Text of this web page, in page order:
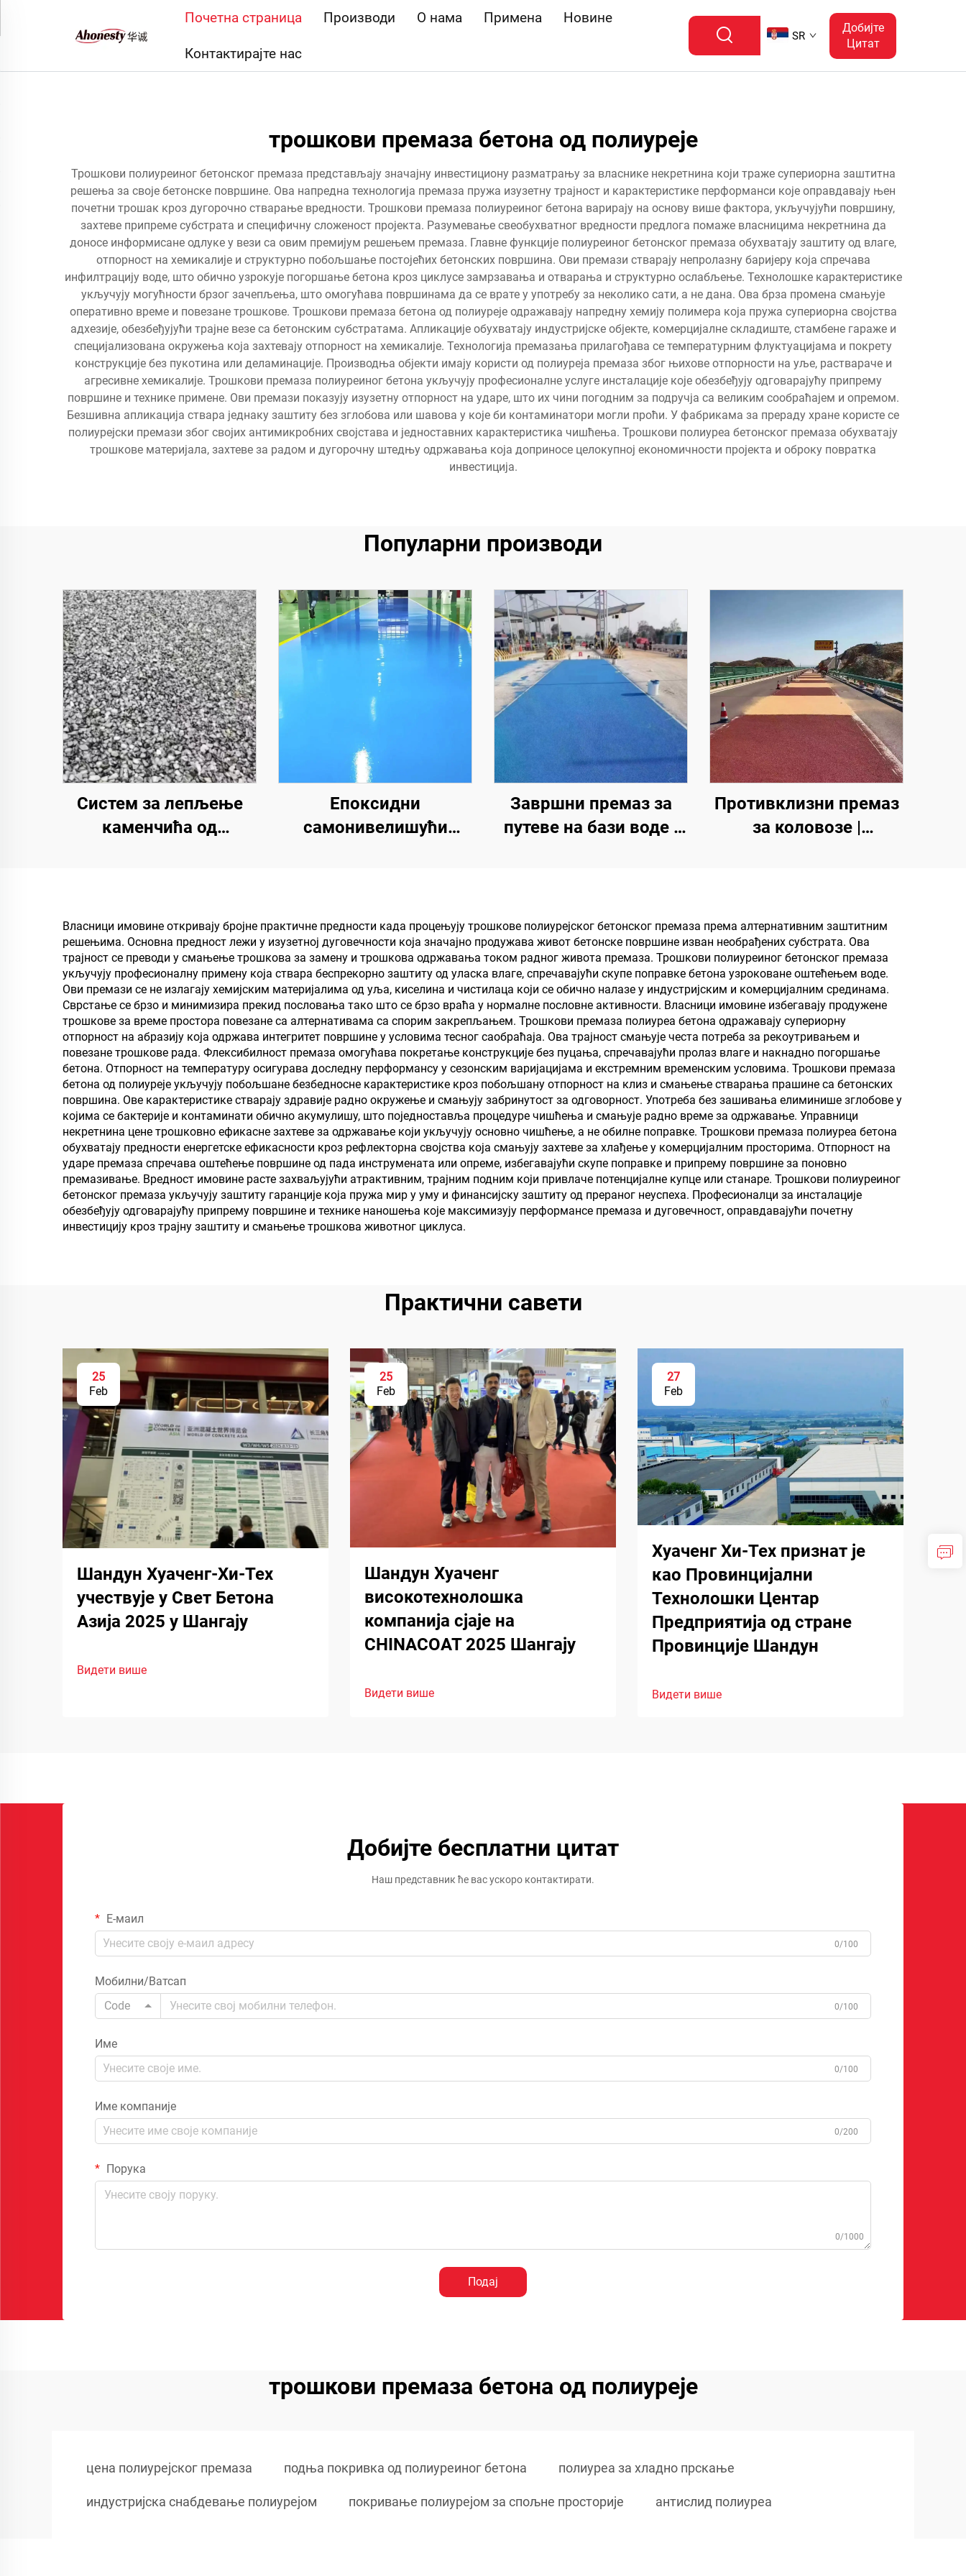
Почетна страница Производи О нама Примена Новине
Контактирајте нас
SR
Добијте
Цитат
трошкови премаза бетона од полиуреје
Трошкови полиуреиног бетонског премаза представљају значајну инвестициону разматрању за власнике некретнина који траже супериорна заштитна
решења за своје бетонске површине. Ова напредна технологија премаза пружа изузетну трајност и карактеристике перформанси које оправдавају њен
почетни трошак кроз дугорочно стварање вредности. Трошкови премаза полиуреиног бетона варирају на основу више фактора, укључујући површину,
захтеве припреме субстрата и специфичну сложеност пројекта. Разумевање свеобухватног вредности предлога помаже власницима некретнина да
доносе информисане одлуке у вези са овим премијум решењем премаза. Главне функције полиуреиног бетонског премаза обухватају заштиту од влаге,
отпорност на хемикалије и структурно побољшање постојећих бетонских површина. Ови премази стварају непролазну баријеру која спречава
инфилтрацију воде, што обично узрокује погоршање бетона кроз циклусе замрзавања и отварања и структурно ослабљење. Технолошке карактеристике
укључују могућности брзог зачепљења, што омогућава површинама да се врате у употребу за неколико сати, а не дана. Ова брза промена смањује
оперативно време и повезане трошкове. Трошкови премаза бетона од полиуреје одражавају напредну хемију полимера која пружа супериорна својства
адхезије, обезбеђујући трајне везе са бетонским субстратама. Апликације обухватају индустријске објекте, комерцијалне складиште, стамбене гараже и
специјализована окружења која захтевају отпорност на хемикалије. Технологија премазања прилагођава се температурним флуктуацијама и покрету
конструкције без пукотина или деламинације. Производња објекти имају користи од полиуреја премаза због њихове отпорности на уље, раствараче и
агресивне хемикалије. Трошкови премаза полиуреиног бетона укључују професионалне услуге инсталације које обезбеђују одговарајућу припрему
површине и технике примене. Ови премази показују изузетну отпорност на ударе, што их чини погодним за подручја са великим сообраћајем и опремом.
Безшивна апликација ствара једнаку заштиту без зглобова или шавова у које би контаминатори могли проћи. У фабрикама за прераду хране користе се
полиурејски премази због својих антимикробних својстава и једноставних карактеристика чишћења. Трошкови полиуреа бетонског премаза обухватају
трошкове материјала, захтеве за радом и дугорочну штедњу одржавања која доприносе целокупној економичности пројекта и оброку повратка
инвестиција.
Популарни производи
Систем за лепљење
каменчића од
и декорацију пејзажа
Епоксидни
самонивелишући
луксузне стамбене
пројекте
Завршни премаз за
путеве на бази воде |
спољашње коловозе
Противклизни премаз
за коловозе |
Власници имовине откривају бројне практичне предности када процењују трошкове полиурејског бетонског премаза према алтернативним заштитним
решењима. Основна предност лежи у изузетној дуговечности која значајно продужава живот бетонске површине изван необрађених субстрата. Ова
трајност се преводи у смањење трошкова за замену и трошкова одржавања током радног живота премаза. Трошкови полиуреиног бетонског премаза
укључују професионалну примену која ствара беспрекорно заштиту од уласка влаге, спречавајући скупе поправке бетона узроковане оштећењем воде.
Ови премази се не излагају хемијским материјалима од уља, киселина и чистилаца који се обично налазе у индустријским и комерцијалним срединама.
Сврстање се брзо и минимизира прекид пословања тако што се брзо враћа у нормалне пословне активности. Власници имовине избегавају продужене
трошкове за време простора повезане са алтернативама са спорим закрепљањем. Трошкови премаза полиуреа бетона одражавају супериорну
отпорност на абразију која одржава интегритет површине у условима тесног саобраћаја. Ова трајност смањује честа потреба за рекоутривањем и
повезане трошкове рада. Флексибилност премаза омогућава покретање конструкције без пуцања, спречавајући пролаз влаге и накнадно погоршање
бетона. Отпорност на температуру осигурава доследну перформансу у сезонским варијацијама и екстремним временским условима. Трошкови премаза
бетона од полиуреје укључују побољшане безбедносне карактеристике кроз побољшану отпорност на клиз и смањење стварања прашине са бетонских
површина. Ове карактеристике стварају здравије радно окружење и смањују забринутост за одговорност. Употреба без зашивања елиминише зглобове у
којима се бактерије и контаминати обично акумулишу, што поједноставља процедуре чишћења и смањује радно време за одржавање. Управници
некретнина цене трошковно ефикасне захтеве за одржавање који укључују основно чишћење, а не обилне поправке. Трошкови премаза полиуреа бетона
обухватају предности енергетске ефикасности кроз рефлекторна својства која смањују захтеве за хлађење у комерцијалним просторима. Отпорност на
ударе премаза спречава оштећење површине од пада инструмената или опреме, избегавајући скупе поправке и припрему површине за поновно
премазивање. Вредност имовине расте захваљујући атрактивним, трајним подним који привлаче потенцијалне купце или станаре. Трошкови полиуреиног
бетонског премаза укључују заштиту гаранције која пружа мир у уму и финансијску заштиту од прераног неуспеха. Професионалци за инсталације
обезбеђују одговарајућу припрему површине и технике наношења које максимизују перформансе премаза и дуговечност, оправдавајући почетну
инвестицију кроз трајну заштиту и смањење трошкова животног циклуса.
Практични савети
25
Feb
Шандун Хуаченг-Хи-Тех
учествује у Свет Бетона
Азија 2025 у Шангају
Видети више
25
Feb
Шандун Хуаченг
високотехнолошка
компанија сјаје на
CHINACOAT 2025 Шангају
Видети више
27
Feb
Хуаченг Хи-Тех признат је
као Провинцијални
Технолошки Центар
Предприятија од стране
Провинције Шандун
Видети више
Добијте бесплатни цитат
Наш представник ће вас ускоро контактирати.
Е-маил
0/100
Мобилни/Ватсап
Code
0/100
Име
0/100
Име компаније
0/200
Порука
0/1000
Подај
трошкови премаза бетона од полиуреје
цена полиурејског премаза подња покривка од полиуреиног бетона полиуреа за хладно прскање
индустријска снабдевање полиурејом покривање полиурејом за спољне просторије антислид полиуреа